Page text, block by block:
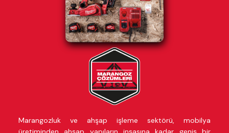
Marangozluk ve ahşap işleme sektörü, mobilya